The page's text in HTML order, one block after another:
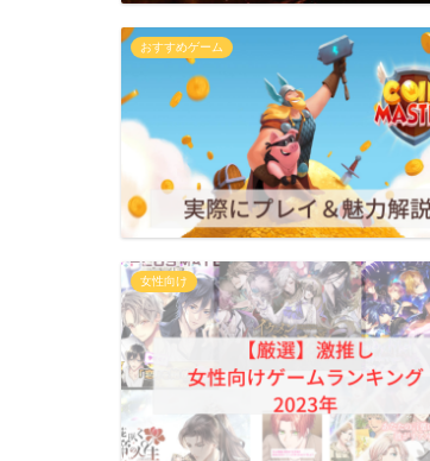
おすすめゲーム
女性向け